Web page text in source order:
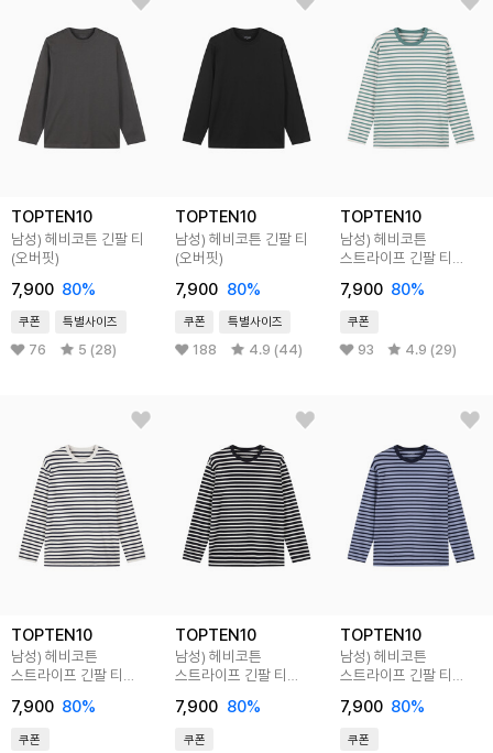
TOPTEN10
남성) 헤비코튼 긴팔 티
(오버핏)
7,900 80%
쿠폰 특별사이즈
76 5 (28)
TOPTEN10
남성) 헤비코튼 긴팔 티
(오버핏)
7,900 80%
쿠폰 특별사이즈
188 4.9 (44)
TOPTEN10
남성) 헤비코튼
스트라이프 긴팔 티
7,900 80%
쿠폰
93 4.9 (29)
TOPTEN10
남성) 헤비코튼
스트라이프 긴팔 티
7,900 80%
쿠폰
TOPTEN10
남성) 헤비코튼
스트라이프 긴팔 티
7,900 80%
쿠폰
TOPTEN10
남성) 헤비코튼
스트라이프 긴팔 티
7,900 80%
쿠폰